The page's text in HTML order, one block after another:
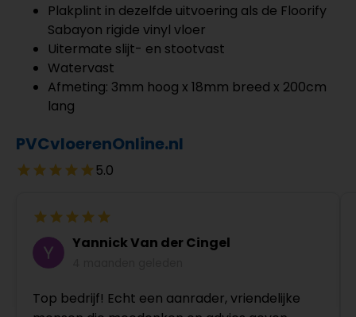
Plakplint in dezelfde uitvoering als de Floorify
Sabayon rigide vinyl vloer
Uitermate slijt- en stootvast
Watervast
Afmeting: 3mm hoog x 18mm breed x 200cm
lang
PVCvloerenOnline.nl
5.0
Yannick Van der Cingel
Top bedrijf! Echt een aanrader, vriendelijke